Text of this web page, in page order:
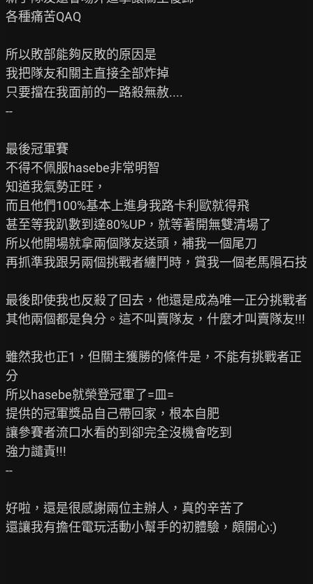
各種痛苦QAQ
所以敗部能夠反敗的原因是
我把隊友和關主直接全部炸掉
只要擋在我面前的一路殺無赦....
--
最後冠軍賽
不得不佩服hasebe非常明智
知道我氣勢正旺，
而且他們100%基本上進身我路卡利歐就得飛
甚至等我趴數到達80%UP，就等著開無雙清場了
所以他開場就拿兩個隊友送頭，補我一個尾刀
再抓準我跟另兩個挑戰者纏鬥時，賞我一個老馬隕石技
最後即使我也反殺了回去，他還是成為唯一正分挑戰者
其他兩個都是負分。這不叫賣隊友，什麼才叫賣隊友!!!
雖然我也正1，但關主獲勝的條件是，不能有挑戰者正
分
所以hasebe就榮登冠軍了=皿=
提供的冠軍獎品自己帶回家，根本自肥
讓參賽者流口水看的到卻完全沒機會吃到
強力譴責!!!
--
好啦，還是很感謝兩位主辦人，真的辛苦了
還讓我有擔任電玩活動小幫手的初體驗，頗開心:)